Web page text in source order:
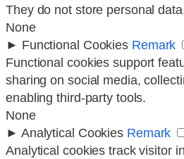
They do not store personal
None
► Functional Cookies Remark
Functional cookies support
sharing on social media,
enabling third-party tools.
None
► Analytical Cookies Remark
Analytical cookies track visitor